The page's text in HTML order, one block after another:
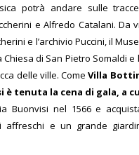
potrà andare sulle
e Alfredo Catalani. Da
e l’archivio Puccini, il
di San Pietro Somaldi e
delle ville. ComeVilla
è tenuta la cena di gala, a
Buonvisi nel 1566 e
affreschi e un grande